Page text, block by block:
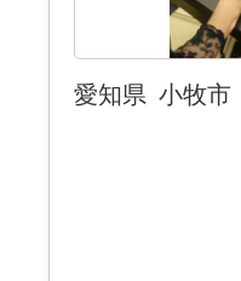
愛知県 小牧市